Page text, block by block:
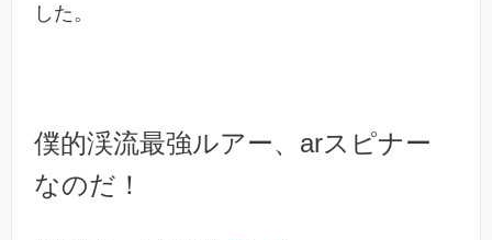
した。
僕的渓流最強ルアー、arスピナー
なのだ！